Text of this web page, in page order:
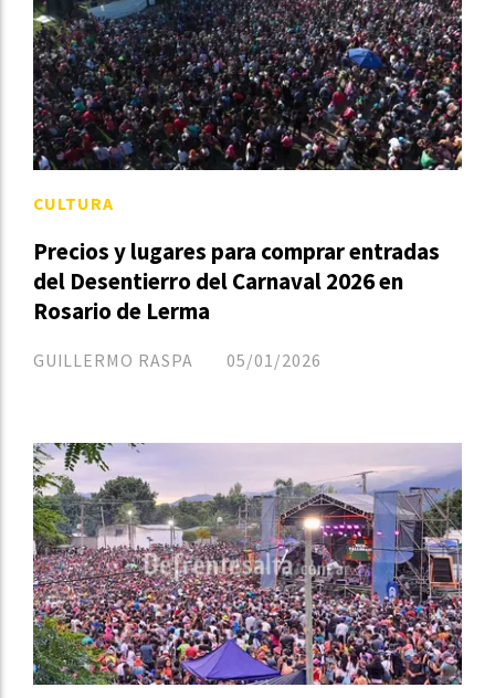
Precios y lugares para comprar entradas
del Desentierro del Carnaval 2026 en
Rosario de Lerma
GUILLERMO RASPA
CULTURA
05/01/2026